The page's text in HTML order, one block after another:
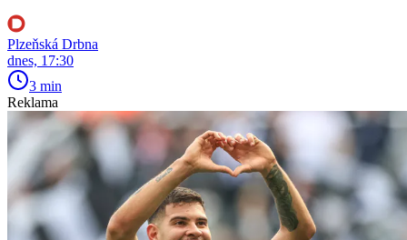
Plzeňská Drbna
dnes, 17:30
3 min
Reklama